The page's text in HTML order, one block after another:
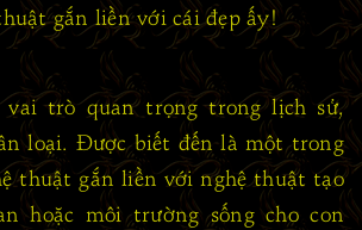
gắn liền với cái đẹp ấy!
vai trò quan trọng trong lịch sử,
loại. Được biết đến là một trong
thuật gắn liền với nghệ thuật tạo
hoặc môi trường sống cho con